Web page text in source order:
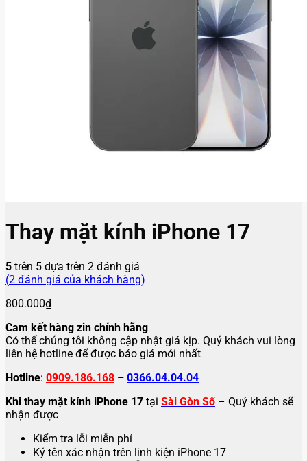
Thay mặt kính iPhone 17
5 trên 5 dựa trên 2 đánh giá
(2 đánh giá của khách hàng)
800.000₫
Cam kết hàng zin chính hãng
Có thể chúng tôi không cập nhật giá kịp. Quý khách vui lòng
liên hệ hotline để được báo giá mới nhất
Hotline: 0909.186.168 – 0366.04.04.04
Khi thay mặt kính iPhone 17 tại Sài Gòn Số– Quý khách sẽ
nhận được
Kiểm tra lỗi miễn phí
Ký tên xác nhận trên linh kiện iPhone 17